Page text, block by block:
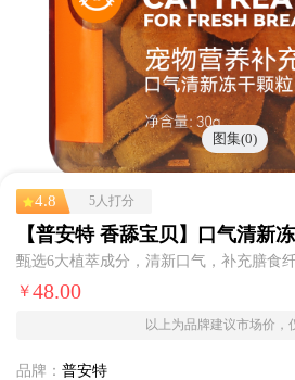
图集(0)
4.8 5人打分
【普安特 香舔宝贝】口气清新
甄选6大植萃成分，清新口气，补充膳食
￥48.00
以上为品牌建议市场价，
品牌： 普安特